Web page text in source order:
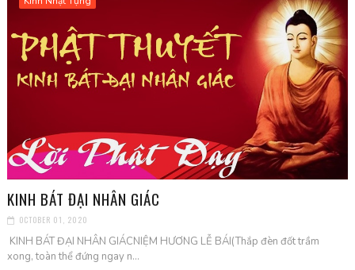
KINH BÁT ĐẠI NHÂN GIÁC
OCTOBER 01, 2020
KINH BÁT ĐẠI NHÂN GIÁCNIỆM HƯƠNG LỄ BÁI(Thắp đèn đốt trầm
xong, toàn thể đứng ngay n...